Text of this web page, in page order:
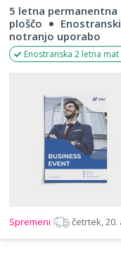
5 letna
ploščo
notranjo uporabo
Enostranska 2 letna
Spremeni četrtek, 20.